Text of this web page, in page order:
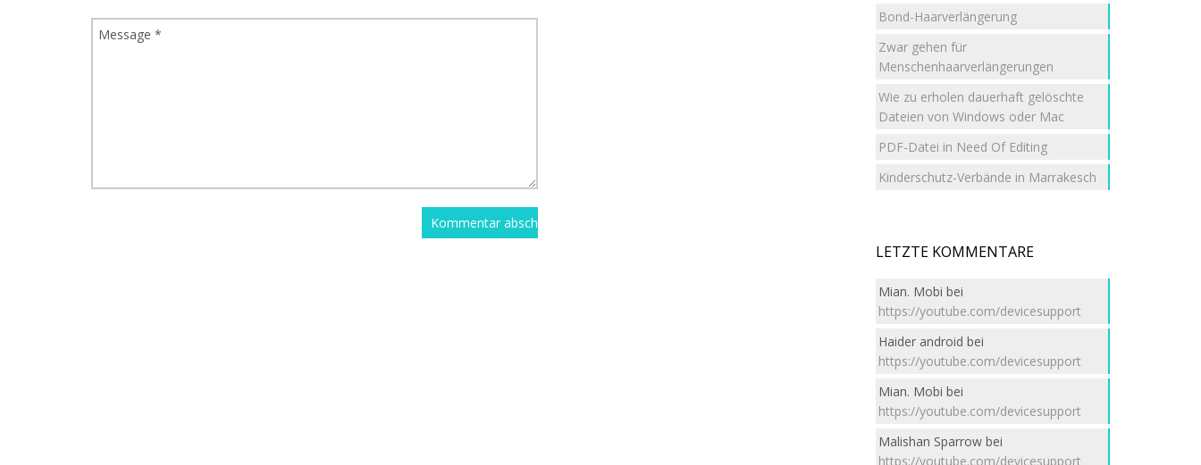
Bond-Haarverlängerung
Zwar gehen für
Menschenhaarverlängerungen
Wie zu erholen dauerhaft gelöschte
Dateien von Windows oder Mac
PDF-Datei in Need Of Editing
Kinderschutz-Verbände in Marrakesch
LETZTE KOMMENTARE
Mian. Mobi bei
https://youtube.com/devicesupport
Haider android bei
https://youtube.com/devicesupport
Mian. Mobi bei
https://youtube.com/devicesupport
Malishan Sparrow bei
https://youtube.com/devicesupport